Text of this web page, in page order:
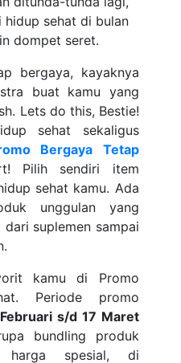
hidup sehat di bulan
dompet seret.
bergaya, kayaknya
buat kamu yang
Lets do this, Bestie!
sehat sekaligus
Bergaya Tetap
Pilih sendiri item
sehat kamu. Ada
unggulan yang
suplemen sampai
kamu di Promo
Periode promo
s/d 17 Maret
bundling produk
harga spesial, di